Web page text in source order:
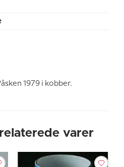
1979 i kobber.
varer